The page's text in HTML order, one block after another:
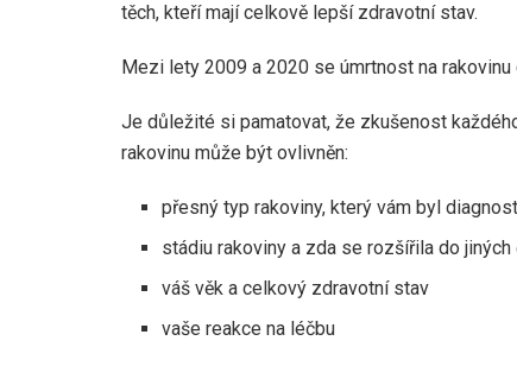
těch, kteří mají celkově lepší zdravotní stav.
Mezi lety 2009 a 2020 se úmrtnost na
Je důležité si pamatovat, že zkušenost
rakovinu může být ovlivněn:
přesný typ rakoviny, který vám byl
stádiu rakoviny a zda se rozšířila do
váš věk a celkový zdravotní stav
vaše reakce na léčbu